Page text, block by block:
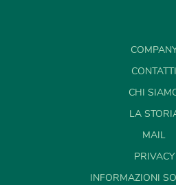
CONTATTI
CHI
LA
MAIL
PRIVACY
INFORMAZIONI